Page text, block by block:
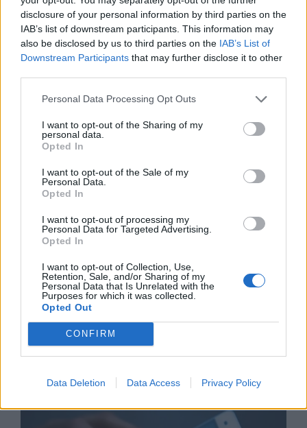
disclosure of your personal information by third parties on the
IAB’s list of downstream participants. This information may
also be disclosed by us to third parties on the IAB’s List of
Downstream Participants that may further disclose it to other
Personal Data Processing Opt Outs
I want to opt-out of the Sharing of my
personal data.
Opted In
I want to opt-out of the Sale of my
Personal Data.
Opted In
I want to opt-out of processing my
Personal Data for Targeted Advertising.
Opted In
I want to opt-out of Collection, Use,
Retention, Sale, and/or Sharing of my
Personal Data that Is Unrelated with the
Purposes for which it was collected.
Opted Out
CONFIRM
Data Deletion Data Access Privacy Policy
Изкуствен интелект за първи път
създаде нови жизнеспособни вируси
07.08.2026 / 15:30
Астронавти на NASA излязоха в
открития космос
07.08.2026 / 15:00